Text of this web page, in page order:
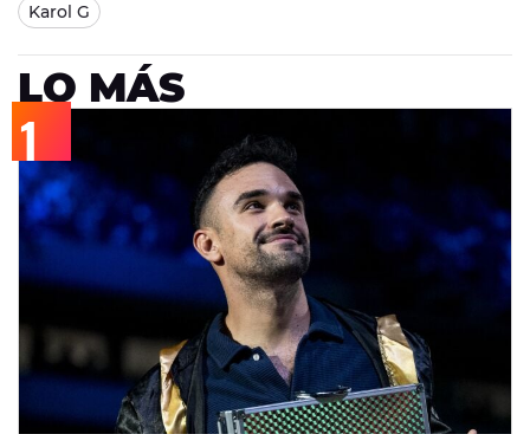
Karol G
LO MÁS